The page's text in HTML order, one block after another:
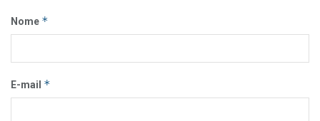
Nome *
E-mail *